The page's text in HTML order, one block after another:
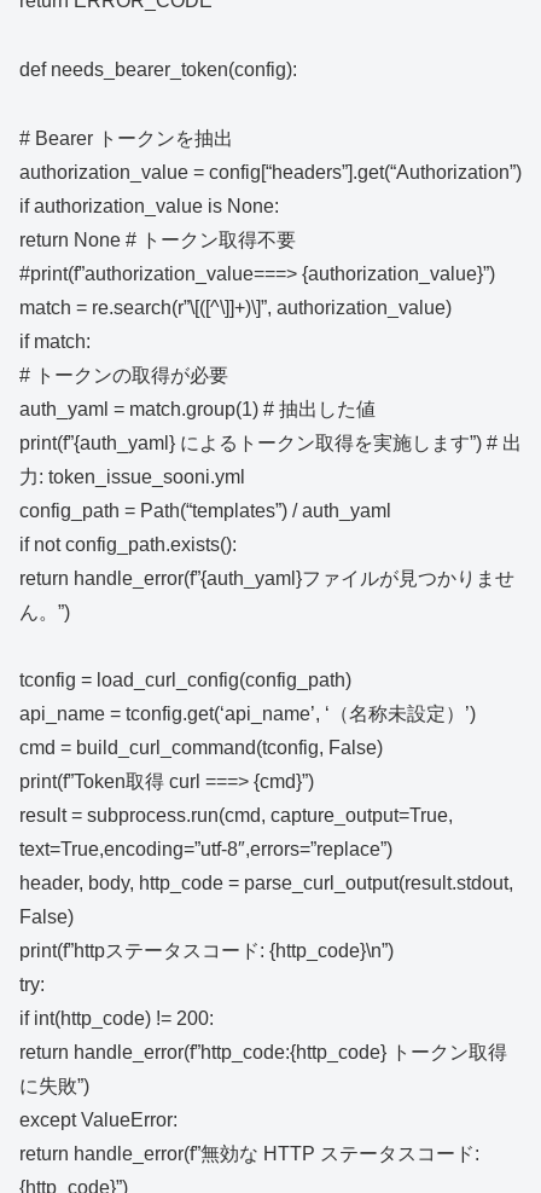
def needs_bearer_token(config):
# Bearer トークンを抽出
authorization_value = config[“headers”].get(“Authorization”)
if authorization_value is None:
return None # トークン取得不要
#print(f”authorization_value===> {authorization_value}”)
match = re.search(r”\[([^\]]+)\]”, authorization_value)
if match:
# トークンの取得が必要
auth_yaml = match.group(1) # 抽出した値
print(f”{auth_yaml} によるトークン取得を実施します”) # 出
力: token_issue_sooni.yml
config_path = Path(“templates”) / auth_yaml
if not config_path.exists():
return handle_error(f”{auth_yaml}ファイルが見つかりませ
ん。”)
tconfig = load_curl_config(config_path)
api_name = tconfig.get(‘api_name’, ‘（名称未設定）’)
cmd = build_curl_command(tconfig, False)
print(f”Token取得 curl ===> {cmd}”)
result = subprocess.run(cmd, capture_output=True,
text=True,encoding=”utf-8″,errors=”replace”)
header, body, http_code = parse_curl_output(result.stdout,
False)
print(f”httpステータスコード: {http_code}\n”)
try:
if int(http_code) != 200:
return handle_error(f”http_code:{http_code} トークン取得
に失敗”)
except ValueError:
return handle_error(f”無効な HTTP ステータスコード:
{http_code}”)